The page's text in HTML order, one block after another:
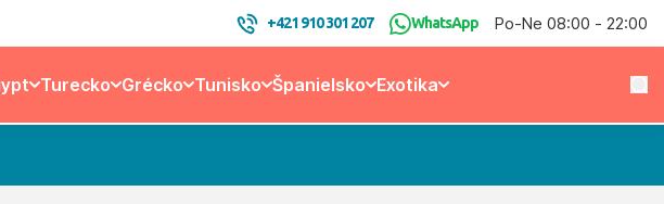
+421 910 301 207 WhatsApp Po-Ne 08:00 - 22:00
Turecko Grécko Tunisko Španielsko Exotika